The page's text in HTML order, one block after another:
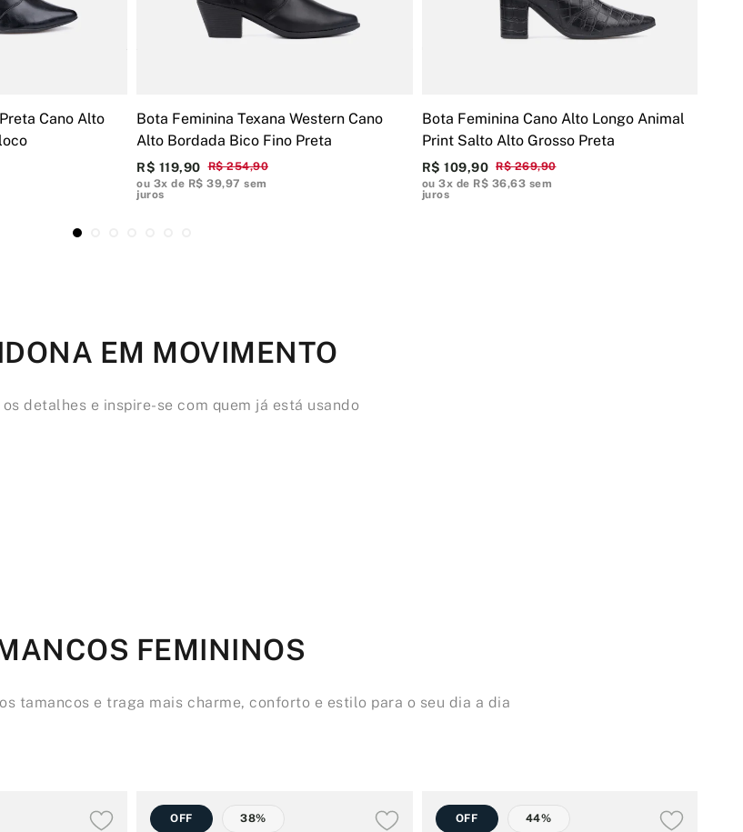
Cano Alto
Bota Feminina Texana Western Cano
Alto Bordada Bico Fino Preta
R$ 254,90
R$ 119,90
ou 3x de R$ 39,97 sem
juros
Bota Feminina Cano Alto Longo Animal
Print Salto Alto Grosso Preta
R$ 269,90
R$ 109,90
ou 3x de R$ 36,63 sem
juros
EM MOVIMENTO
detalhes e inspire-se com quem já está usando
FEMININOS
tamancos e traga mais charme, conforto e estilo para o seu dia a dia
OFF 38% OFF 44%